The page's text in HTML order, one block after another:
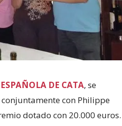
ESPAÑOLA DE CATA, se
con Philippe
dotado con 20.000 euros.